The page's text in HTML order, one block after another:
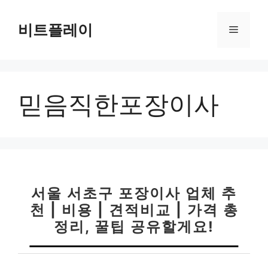
비트플레이 메
믿음직한포장이사
서울 서초구 포장이사 업체 추
천 | 비용 | 견적비교 | 가격 총
정리, 꿀팁 공유할게요!